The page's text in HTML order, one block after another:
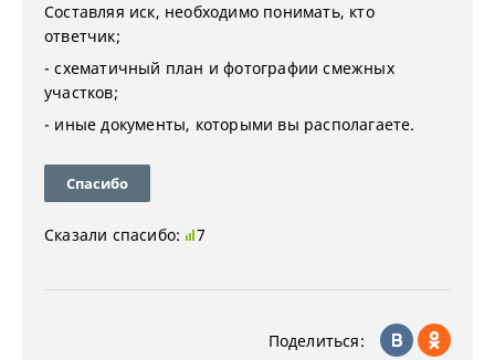
Составляя иск, необходимо понимать, кто
ответчик;
- схематичный план и фотографии смежных
участков;
- иные документы, которыми вы располагаете.
Спасибо
Сказали спасибо: 7
Поделиться: